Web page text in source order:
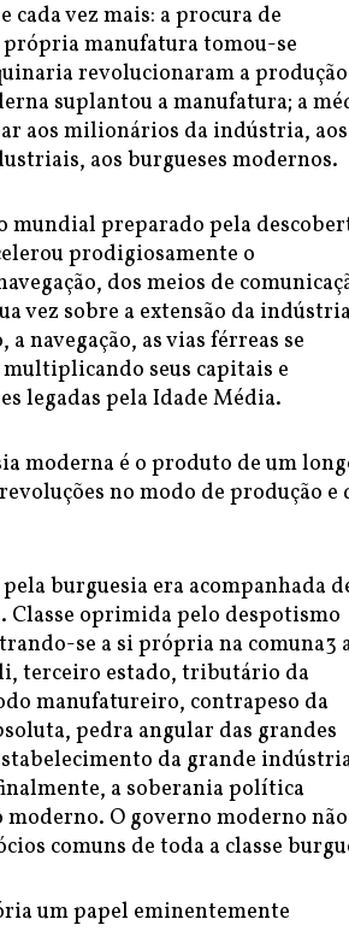
cada vez mais: a procura de
manufatura tomou-se
revolucionaram a produção
suplantou a manufatura; a
aos milionários da indústria, aos
aos burgueses modernos.
preparado pela
prodigiosamente o
dos meios de
vez sobre a extensão da
navegação, as vias férreas se
seus capitais e
legadas pela Idade Média.
moderna é o produto de um
no modo de produção e
burguesia era acompanhada
oprimida pelo despotismo
se a si própria na comuna3
terceiro estado, tributário da
manufatureiro, contrapeso da
pedra angular das grandes
da grande
a soberania política
O governo moderno
comuns de toda a classe
um papel eminentemente